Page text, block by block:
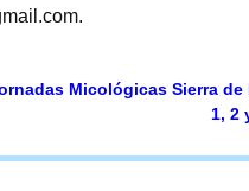
Micológicas Sierra
1, 2